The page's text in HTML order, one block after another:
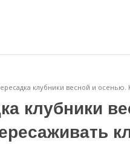
клубники весной и осенью.
клубники